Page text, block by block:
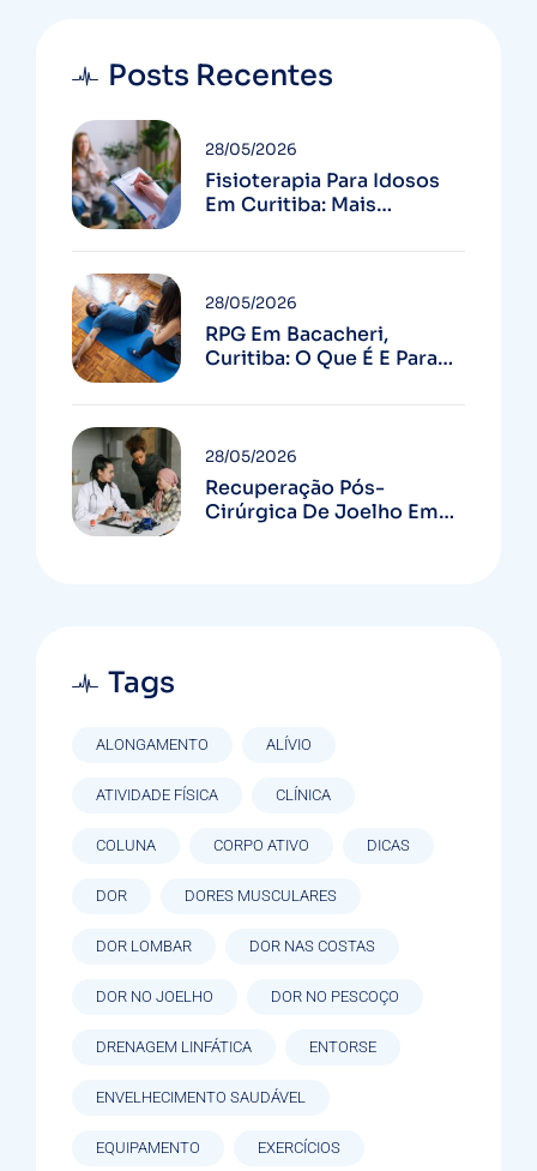
Posts Recentes
Fisioterapia Para Idosos
Em Curitiba: Mais
Quedas
28/05/2026
RPG Em Bacacheri,
Curitiba: O Que É E Para
28/05/2026
Recuperação Pós-
Cirúrgica De Joelho Em
28/05/2026
Tags
ALONGAMENTO ALÍVIO
ATIVIDADE FÍSICA CLÍNICA
COLUNA CORPO ATIVO DICAS
DOR DORES MUSCULARES
DOR LOMBAR DOR NAS COSTAS
DOR NO JOELHO DOR NO PESCOÇO
DRENAGEM LINFÁTICA ENTORSE
ENVELHECIMENTO SAUDÁVEL
EQUIPAMENTO EXERCÍCIOS